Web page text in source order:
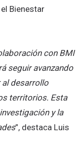
Bienestar
con BMI
seguir avanzando
desarrollo
territorios. Esta
y la
”, destaca Luis